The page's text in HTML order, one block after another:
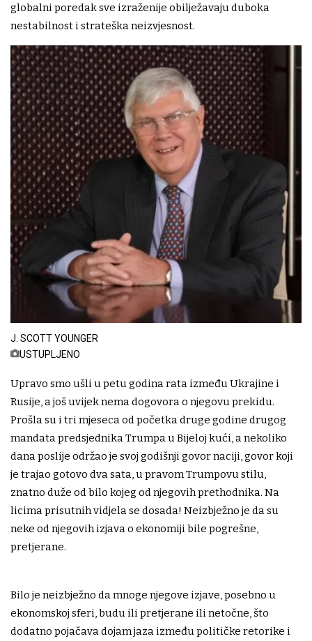
globalni poredak sve izraženije obilježavaju duboka
nestabilnost i strateška neizvjesnost.
J. SCOTT YOUNGER
USTUPLJENO
Upravo smo ušli u petu godina rata između Ukrajine i
Rusije, a još uvijek nema dogovora o njegovu prekidu.
Prošla su i tri mjeseca od početka druge godine drugog
mandata predsjednika Trumpa u Bijeloj kući, a nekoliko
dana poslije održao je svoj godišnji govor naciji, govor koji
je trajao gotovo dva sata, u pravom Trumpovu stilu,
znatno duže od bilo kojeg od njegovih prethodnika. Na
licima prisutnih vidjela se dosada! Neizbježno je da su
neke od njegovih izjava o ekonomiji bile pogrešne,
pretjerane.
Bilo je neizbježno da mnoge njegove izjave, posebno u
ekonomskoj sferi, budu ili pretjerane ili netočne, što
dodatno pojačava dojam jaza između političke retorike i